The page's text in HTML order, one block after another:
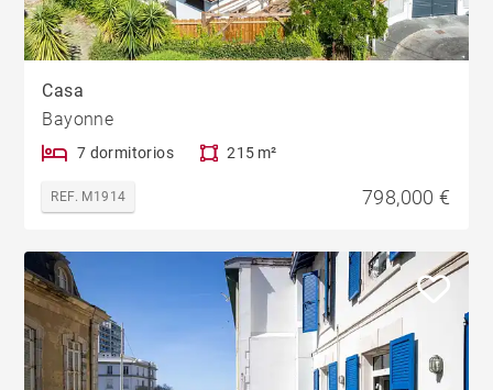
Casa
Bayonne
7 dormitorios 215 m²
REF. M1914 798,000 €